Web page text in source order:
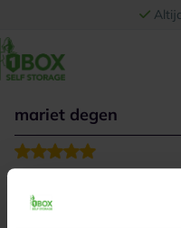
mariet degen
goede prijs , de dag
opslagbox kon gebruiken